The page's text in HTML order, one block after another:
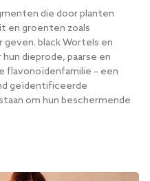
die door planten
en groenten zoals
geven. black Wortels en
dieprode, paarse en
flavonoïdenfamilie – een
geïdentificeerde
​​om hun beschermende